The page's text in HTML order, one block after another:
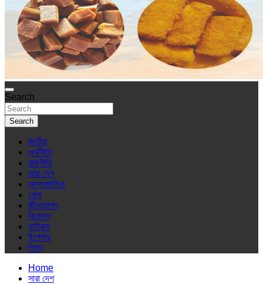
Search
Search
জাতীয়
অর্থনীতি
রাজনীতি
সারা দেশ
আন্তর্জাতিক
খেলা
জীবনযাপন
বিনোদন
ভাইরাস
ইপেপার
শিক্ষা
Home
সারা দেশ